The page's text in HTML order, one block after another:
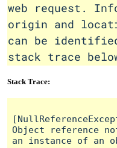
web request.
origin and
can be
stack trace
Stack Trace:
Object reference
an instance of an